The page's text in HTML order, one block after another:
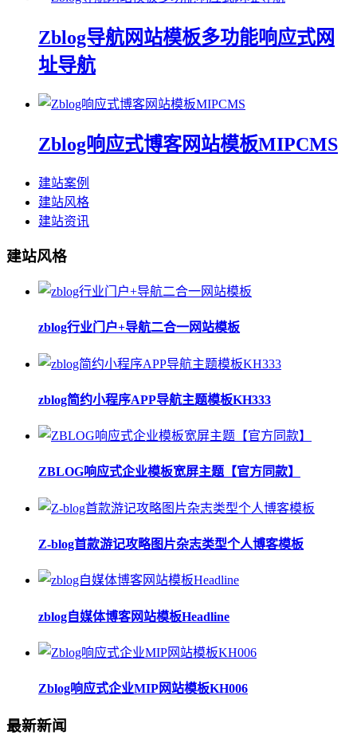
Zblog导航网站模板多功能响应式网
址导航
Zblog响应式博客网站模板MIPCMS
建站案例
建站风格
建站资讯
建站风格
zblog行业门户+导航二合一网站模板
zblog简约小程序APP导航主题模板KH333
ZBLOG响应式企业模板宽屏主题【官方同款】
Z-blog首款游记攻略图片杂志类型个人博客模板
zblog自媒体博客网站模板Headline
Zblog响应式企业MIP网站模板KH006
最新新闻